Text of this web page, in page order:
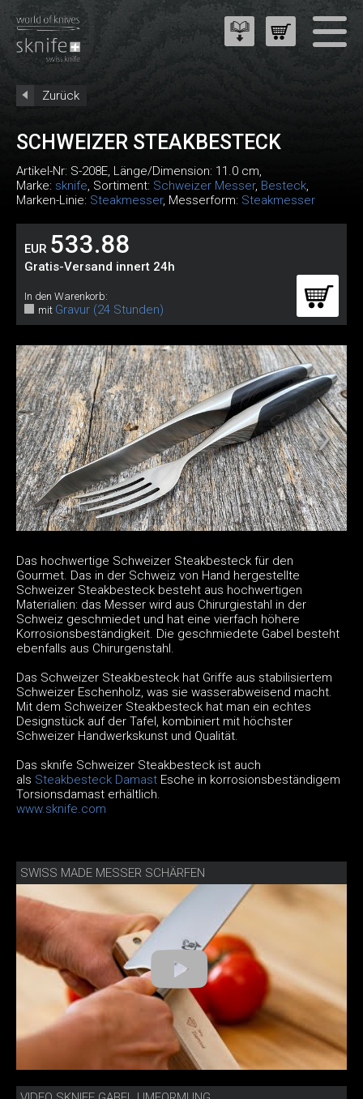
Zurück
SCHWEIZER STEAKBESTECK
Artikel-Nr: S-208E, Länge/Dimension: 11.0 cm,
Marke: sknife, Sortiment: Schweizer Messer, Besteck,
Marken-Linie: Steakmesser, Messerform: Steakmesser
EUR 533.88
Gratis-Versand innert 24h
In den Warenkorb:
mit Gravur (24 Stunden)
Das hochwertige Schweizer Steakbesteck für den
Gourmet. Das in der Schweiz von Hand hergestellte
Schweizer Steakbesteck besteht aus hochwertigen
Materialien: das Messer wird aus Chirurgiestahl in der
Schweiz geschmiedet und hat eine vierfach höhere
Korrosionsbeständigkeit. Die geschmiedete Gabel besteht
ebenfalls aus Chirurgenstahl.
Das Schweizer Steakbesteck hat Griffe aus stabilisiertem
Schweizer Eschenholz, was sie wasserabweisend macht.
Mit dem Schweizer Steakbesteck hat man ein echtes
Designstück auf der Tafel, kombiniert mit höchster
Schweizer Handwerkskunst und Qualität.
Das sknife Schweizer Steakbesteck ist auch
als Steakbesteck Damast Esche in korrosionsbeständigem
Torsionsdamast erhältlich.
www.sknife.com
SWISS MADE MESSER SCHÄRFEN